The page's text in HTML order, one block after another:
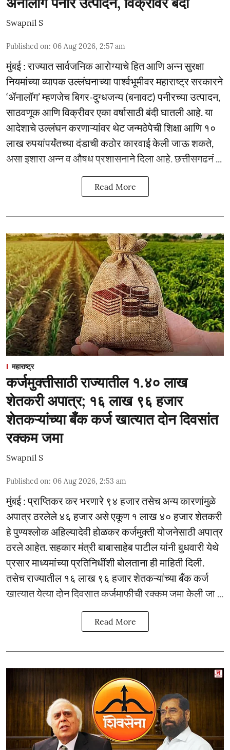
Swapnil S
Published on: 06 Aug 2026, 2:57 am
मुंबई : राज्यात सार्वजनिक आरोग्याचे हित आणि अन्न सुरक्षा
नियमांच्या व्यापक उल्लंघनाच्या पार्श्वभूमीवर महाराष्ट्र सरकारने
‘ॲनालॉग’ म्हणजेच बिगर-दुग्धजन्य (बनावट) पनीरच्या उत्पादन,
साठवणूक आणि विक्रीवर एका वर्षासाठी बंदी घातली आहे. या
आदेशाचे उल्लंघन करणाऱ्यांवर थेट जन्मठेपेची शिक्षा आणि १०
लाख रुपयांपर्यंतच्या दंडाची कठोर कारवाई केली जाऊ शकते,
असा इशारा अन्न व औषध प्रशासनाने दिला आहे. छत्तीसगढनं ...
Read More
महाराष्ट्र
कर्जमुक्तीसाठी राज्यातील १.४० लाख
शेतकरी अपात्र; १६ लाख ९६ हजार
शेतकऱ्यांच्या बँक कर्ज खात्यात दोन दिवसांत
रक्कम जमा
Swapnil S
Published on: 06 Aug 2026, 2:53 am
मुंबई : प्राप्तिकर कर भरणारे ९४ हजार तसेच अन्य कारणांमुळे
अपात्र ठरलेले ४६ हजार असे एकूण १ लाख ४० हजार शेतकरी
हे पुण्यश्लोक अहिल्यादेवी होळकर कर्जमुक्ती योजनेसाठी अपात्र
ठरले आहेत. सहकार मंत्री बाबासाहेब पाटील यांनी बुधवारी येथे
प्रसार माध्यमांच्या प्रतिनिधींशी बोलताना ही माहिती दिली.
तसेच राज्यातील १६ लाख ९६ हजार शेतकऱ्यांच्या बँक कर्ज
खात्यात येत्या दोन दिवसात कर्जमाफीची रक्कम जमा केली जा ...
Read More